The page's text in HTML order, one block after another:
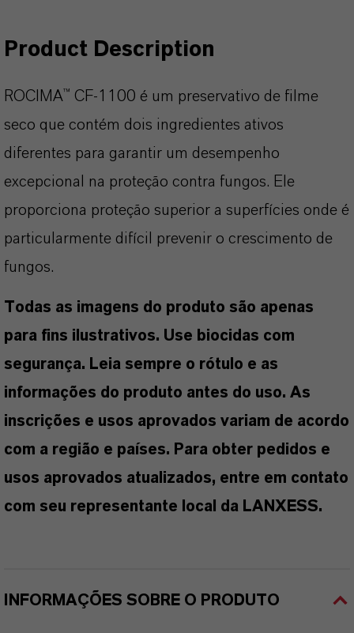
Product Description
ROCIMA™ CF-1100 é um preservativo de filme
seco que contém dois ingredientes ativos
diferentes para garantir um desempenho
excepcional na proteção contra fungos. Ele
proporciona proteção superior a superfícies onde é
particularmente difícil prevenir o crescimento de
fungos.
Todas as imagens do produto são apenas
para fins ilustrativos. Use biocidas com
segurança. Leia sempre o rótulo e as
informações do produto antes do uso. As
inscrições e usos aprovados variam de acordo
com a região e países. Para obter pedidos e
usos aprovados atualizados, entre em contato
com seu representante local da LANXESS.
INFORMAÇÕES SOBRE O PRODUTO